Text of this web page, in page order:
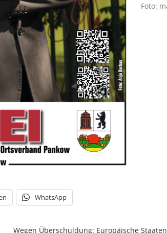
Foto:
WhatsApp
Wegen Überschuldung: Europäische Staaten